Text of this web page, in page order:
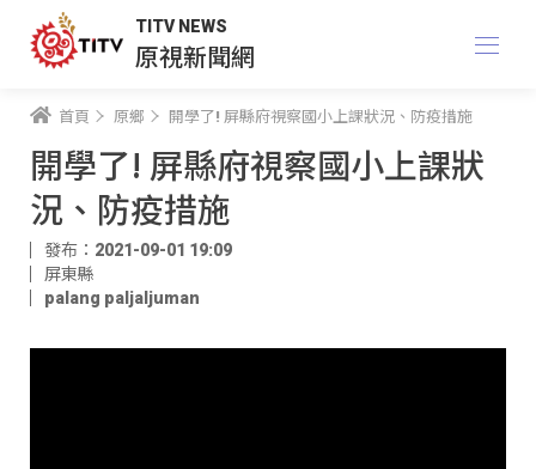
TITV NEWS
原視新聞網
首頁 原鄉 開學了! 屏縣府視察國小上課狀況、防疫措施
開學了! 屏縣府視察國小上課狀
況、防疫措施
發布：2021-09-01 19:09
屏東縣
palang paljaljuman